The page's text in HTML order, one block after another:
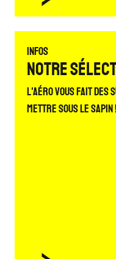
Infos
Notre
L'Aéro vous fait des
mettre sous le sapin !